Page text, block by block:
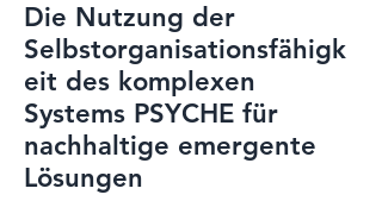
Die Nutzung der
Selbstorganisationsfähigk
eit des komplexen
Systems PSYCHE für
nachhaltige emergente
Lösungen